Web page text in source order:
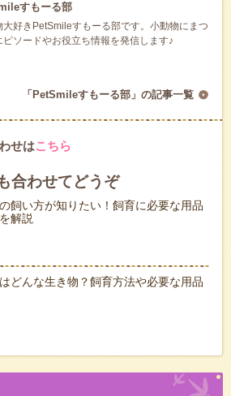
すもーる部
大好きPetSmileすもーる部です。小動物にまつ
ピソードやお役立ち情報を発信します♪
「PetSmileすもーる部」の記事一覧
せはこちら
合わせてどうぞ
飼い方が知りたい！飼育に必要な用品
解説
どんな生き物？飼育方法や必要な用品